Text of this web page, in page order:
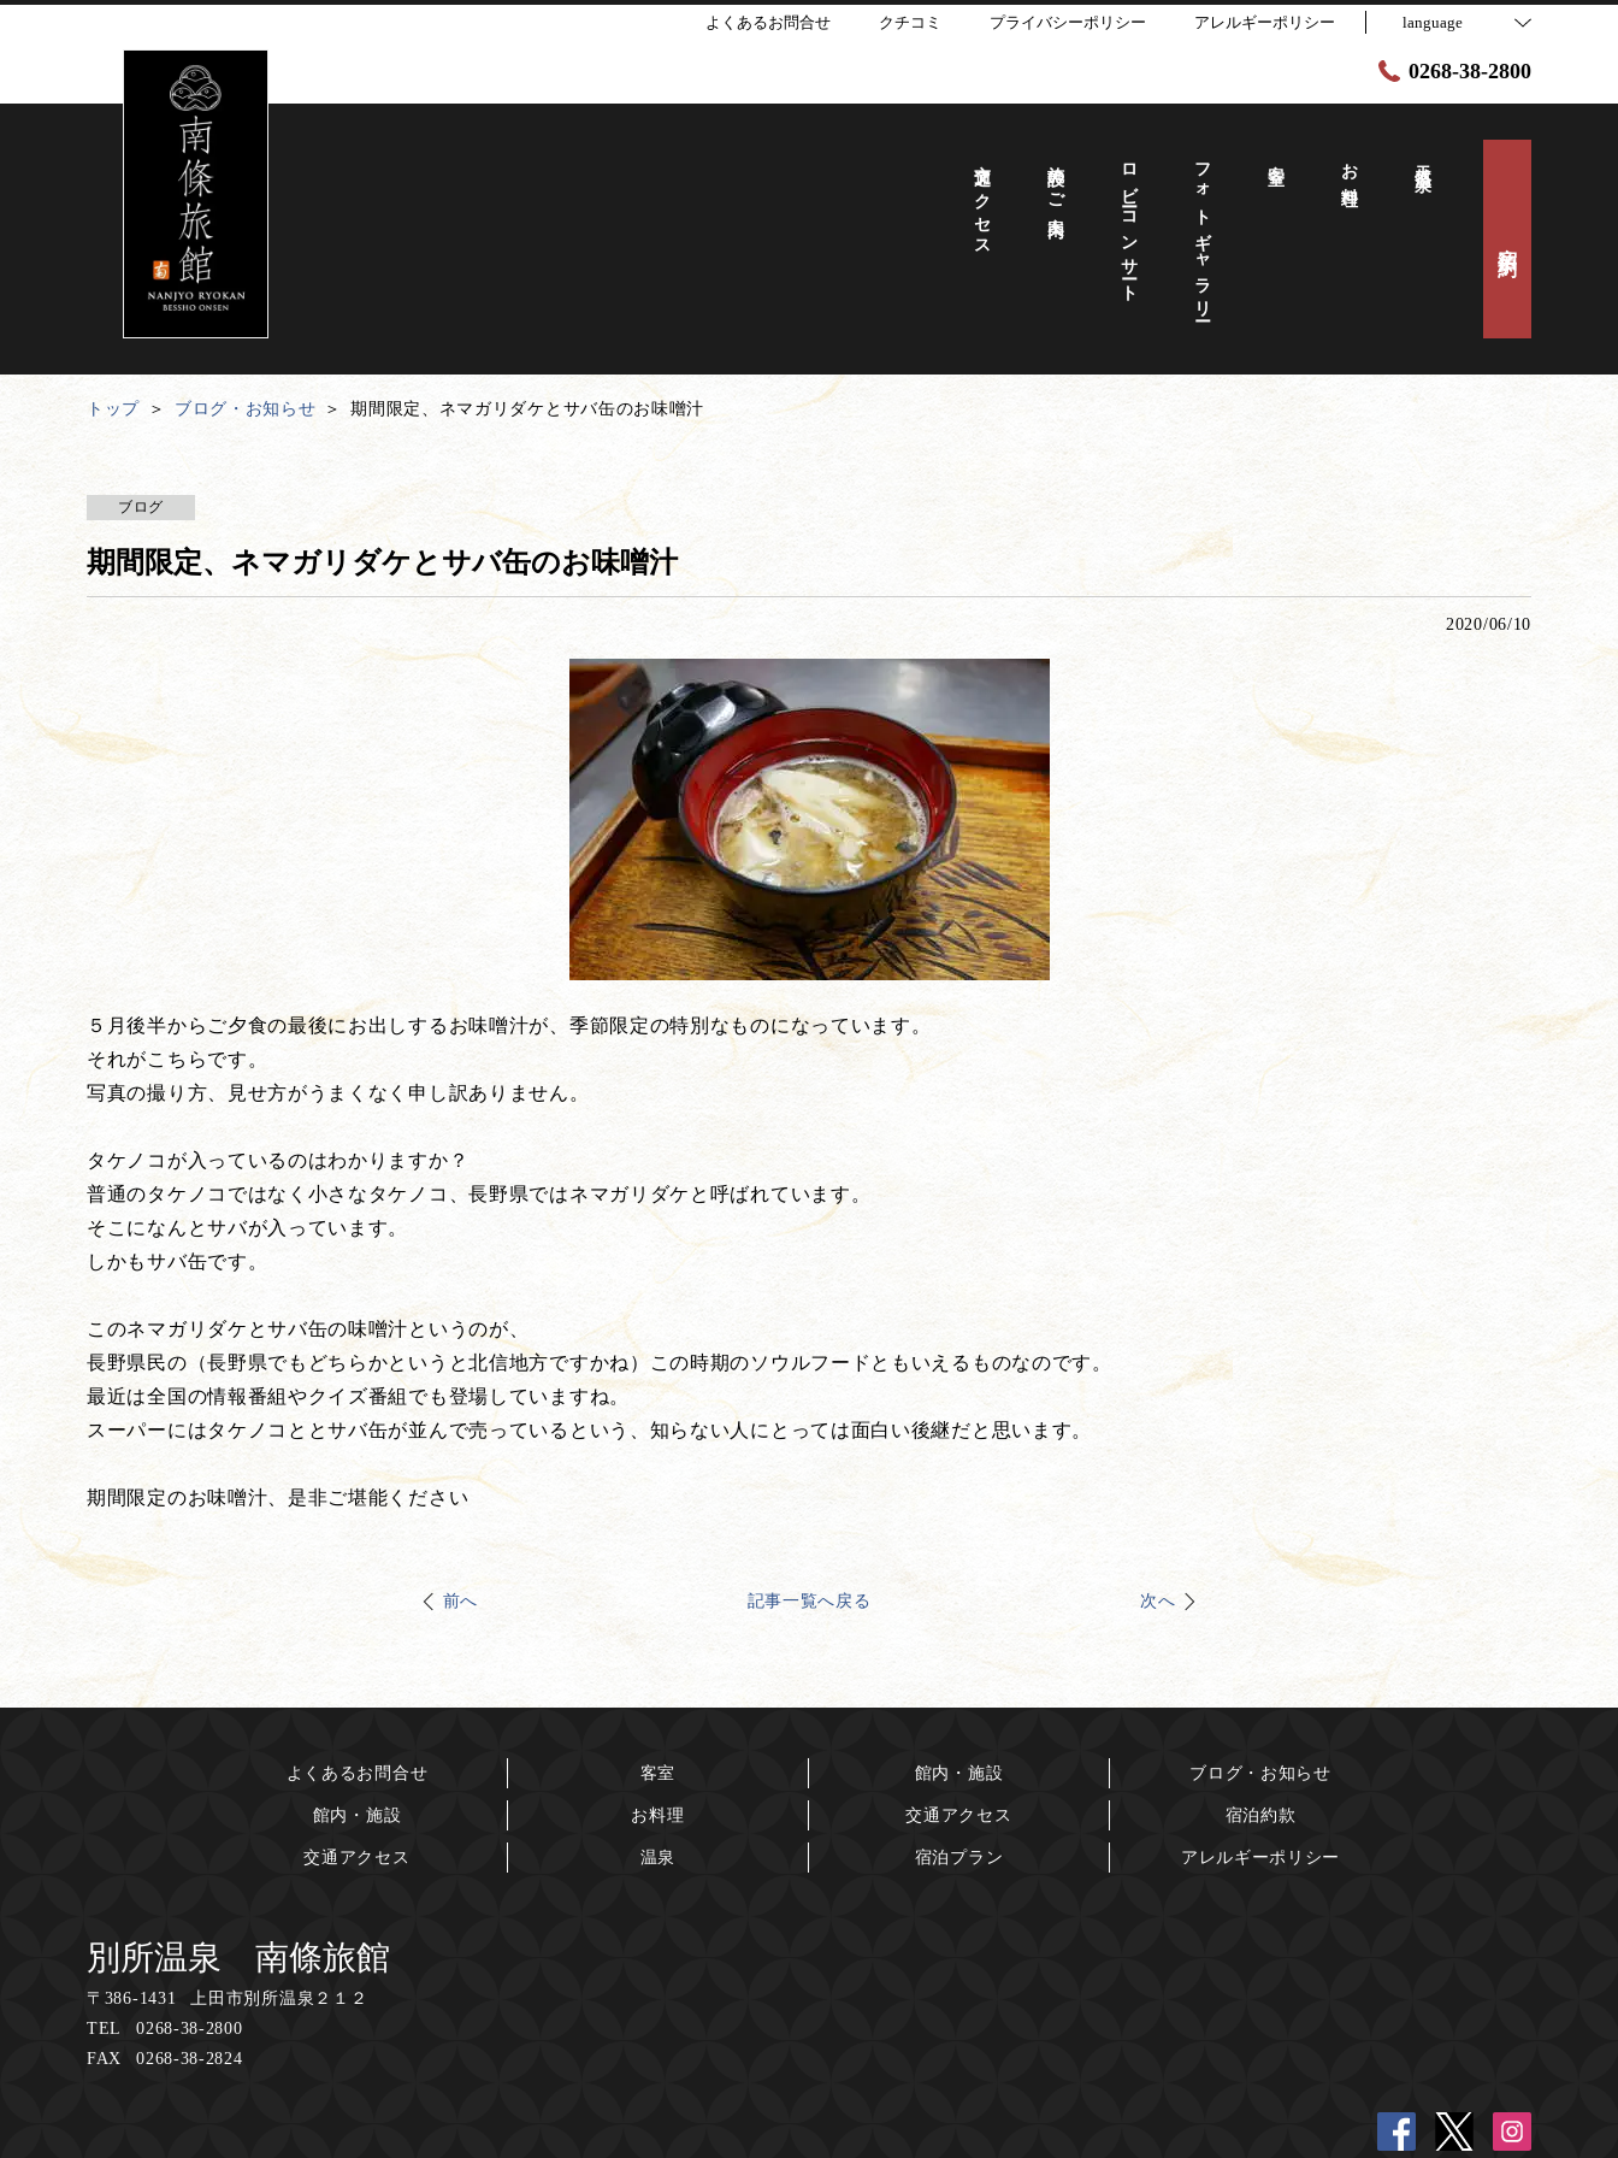
よくあるお問合せ クチコミ プライバシーポリシー アレルギーポリシー language
0268-38-2800
お料理
フォトギャラリー
ロビーコンサート
施設のご案内
交通アクセス
トップ ブログ・お知らせ 期間限定、ネマガリダケとサバ缶のお味噌汁
ブログ
期間限定、ネマガリダケとサバ缶のお味噌汁
2020/06/10
５月後半からご夕食の最後にお出しするお味噌汁が、季節限定の特別なものになっています。
それがこちらです。
写真の撮り方、見せ方がうまくなく申し訳ありません。
タケノコが入っているのはわかりますか？
普通のタケノコではなく小さなタケノコ、長野県ではネマガリダケと呼ばれています。
そこになんとサバが入っています。
しかもサバ缶です。
このネマガリダケとサバ缶の味噌汁というのが、
長野県民の（長野県でもどちらかというと北信地方ですかね）この時期のソウルフードともいえるものなのです。
最近は全国の情報番組やクイズ番組でも登場していますね。
スーパーにはタケノコととサバ缶が並んで売っているという、知らない人にとっては面白い後継だと思います。
期間限定のお味噌汁、是非ご堪能ください
前へ 記事一覧へ戻る 次へ
よくあるお問合せ
館内・施設
交通アクセス
客室
お料理
温泉
館内・施設
交通アクセス
宿泊プラン
ブログ・お知らせ
宿泊約款
アレルギーポリシー
別所温泉 南條旅館
〒 386-1431
上田市別所温泉２１２
TEL
0268-38-2800
FAX
0268-38-2824